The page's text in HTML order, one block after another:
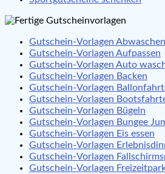
Gutschein-Vorlagen Abwaschen
Gutschein-Vorlagen Aufpassen
Gutschein-Vorlagen Auto
Gutschein-Vorlagen Backen
Gutschein-Vorlagen
Gutschein-Vorlagen
Gutschein-Vorlagen Bügeln
Gutschein-Vorlagen Bungee
Gutschein-Vorlagen Eis essen
Gutschein-Vorlagen
Gutschein-Vorlagen
Gutschein-Vorlagen